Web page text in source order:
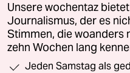
Unsere wochentaz
Journalismus, der es
Stimmen, die woanders
zehn Wochen lang
Jeden Samstag als